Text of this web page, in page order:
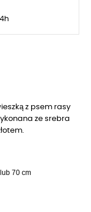
z psem rasy
ze srebra
70 cm